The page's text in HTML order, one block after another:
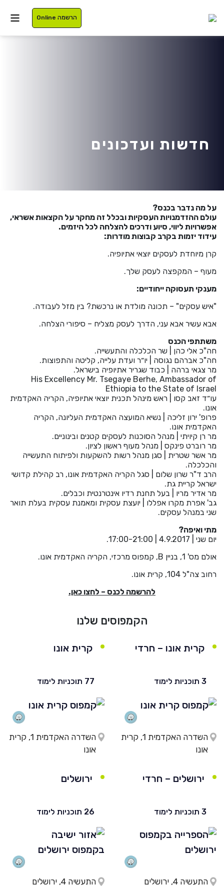
International
He
عربيه
הרשמה Online
חדשות ועדכונים
על מה נדבר בכנס?
עולם ההזדמנויות העסקיות ובכלל זה מחקר על הקצאות אשראי,
אפשרויות ליווי, סיוע ודרכים להצלחה לכל היזמים.
עידוד יזמות בקרב קבוצות מודרות:
קרן מיוחדת לעסקים יוצאי אתיופיה.
מעוף – המקפצה לעסק שלך.
מענקי תעסוקה ייחודיים:
"איש עסקים" – תכונה מולדת או נרכשת? בין מזל לעבודה.
אבא עשיר אבא עני, הדרך לעסק מצליח – סיפורי הצלחה.
משתתפי הכנס
חה"כ אלי כהן | שר הכלכלה והתעשייה.
חה"כ אברהם נגוסה | יו״ר ועדת עלייה, קליטה והתפוצות.
מר צגאי ברהה | כבוד שגריר אתיופיה בישראל.
His Excellency Mr. Tsegaye Berhe, Ambassador of
Ethiopia to the State of Israel
עו״ד זאב קסו | ראש מינהל תכנית יוצאי אתיופיה, הקריה האקדמית
אונו.
פרופ' ירון זליכה | נשיא המועצה האקדמית העליונה, הקריה
האקדמית אונו.
מר רן קיויתי | מנהל הסוכנות לעסקים קטנים ובינוניים.
מר רוברט פינקס | מנהל מעוף ראשון לציון.
מר אשר שטרית | סגן מנהל רשות להשקעות ולפיתוח התעשייה
והכלכלה.
הרב ד"ר שרון שלום | סגל הקריה האקדמית אונו, רב קהילת קדושי
ישראל קריית גת.
מר אדיר מריו | בעל תחנת רדיו אינטרנטית וכבלים.
גב' אפרת מקרו אפללו | יועצת עסקית ומאמנת עסקית בעלת תואר
שני במנהל עסקים.
מתי ואיפה?
יום שני | 4.9.2017 | 17:00-21:00.
אולם מס' 1, בניין B, קמפוס מרכזי, הקריה האקדמית אונו.
רחוב צה"ל 104, קרית אונו.
להרשמה לכנס – לחצו כאן.
הקמפוסים שלנו
קרית אונו – חרדי
3 תוכניות לימוד
השדרה האקדמית 1, קרית
אונו
קרית אונו
77 תוכניות לימוד
השדרה האקדמית 1, קרית
אונו
ירושלים – חרדי
3 תוכניות לימוד
התעשיה 4, ירושלים
ירושלים
26 תוכניות לימוד
התעשיה 4, ירושלים